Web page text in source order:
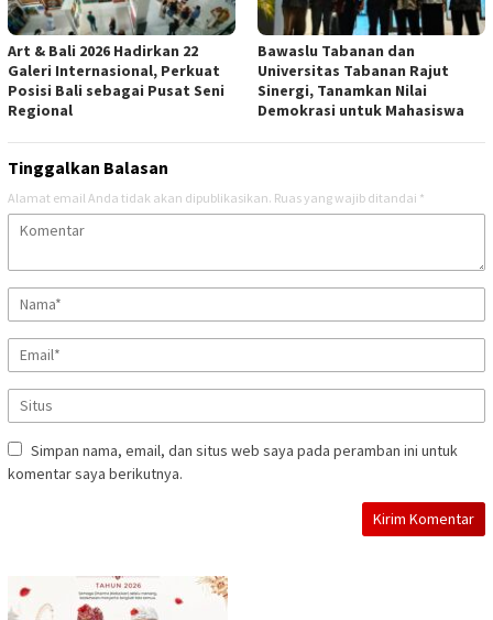
Art & Bali 2026 Hadirkan 22
Galeri Internasional, Perkuat
Posisi Bali sebagai Pusat Seni
Regional
Bawaslu Tabanan dan
Universitas Tabanan Rajut
Sinergi, Tanamkan Nilai
Demokrasi untuk Mahasiswa
Tinggalkan Balasan
Alamat email Anda tidak akan dipublikasikan. Ruas yang wajib ditandai *
Simpan nama, email, dan situs web saya pada peramban ini untuk
komentar saya berikutnya.